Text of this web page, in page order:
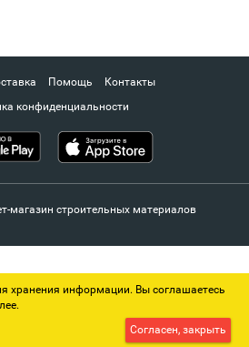
Помощь
Контакты
конфиденциальности
магазин строительных материалов
хранения информации. Вы соглашаетесь
Согласен, закрыть